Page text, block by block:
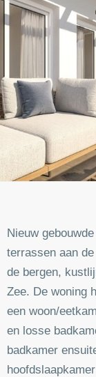
Nieuw
terrassen aan
de bergen,
Zee. De woning
een woon/
en losse
badkamer